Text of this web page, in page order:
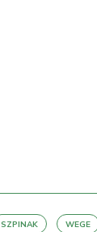
SZPINAK WEGE